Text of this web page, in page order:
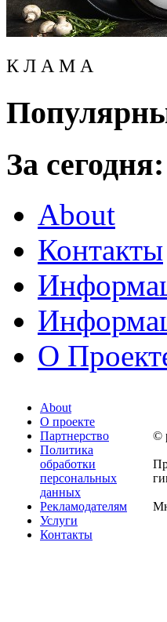
К Л А М А
За сегодня:
About
Контакты
О
About
О проекте
Партнерство
Политика
обработки
персональных
данных
Рекламодателям
Услуги
Контакты
©